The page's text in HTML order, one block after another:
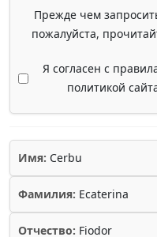
Прежде чем
пожалуйста,
Я согласен с
политикой
Имя: Cerbu
Фамилия: Ecaterina
Отчество: Fiodor